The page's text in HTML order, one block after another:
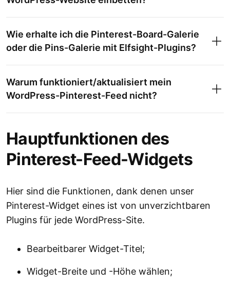
Wie erhalte ich die Pinterest-Board-Galerie
oder die Pins-Galerie mit Elfsight-Plugins?
Warum funktioniert/aktualisiert mein
WordPress-Pinterest-Feed nicht?
Hauptfunktionen des
Pinterest-Feed-Widgets
Hier sind die Funktionen, dank denen unser
Pinterest-Widget eines ist von unverzichtbaren
Plugins für jede WordPress-Site.
Bearbeitbarer Widget-Titel;
Widget-Breite und -Höhe wählen;